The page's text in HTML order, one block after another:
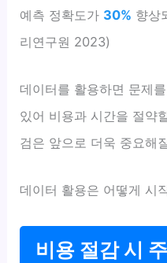
예측 정확도가 30% 향상
리연구원 2023)
데이터를 활용하면 문제
있어 비용과 시간을 절약
검은 앞으로 더욱 중요해
데이터 활용은 어떻게 시
비용 절감 시